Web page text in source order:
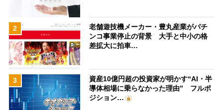
2
老舗遊技機メーカー・豊丸産業がパチ
ンコ事業停止の背景 大手と中小の格
差拡大に拍車…
3
資産10億円超の投資家が明かす“AI・半
導体相場に乗らなかった理由” フルポ
ジション…